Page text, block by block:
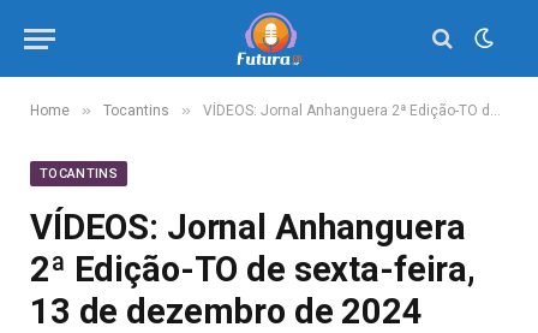
Home » Tocantins » VÍDEOS: Jornal Anhanguera 2ª Edição-TO de sexta-feira, 13 de dezembro de 2024
TOCANTINS
VÍDEOS: Jornal Anhanguera
2ª Edição-TO de sexta-feira,
13 de dezembro de 2024